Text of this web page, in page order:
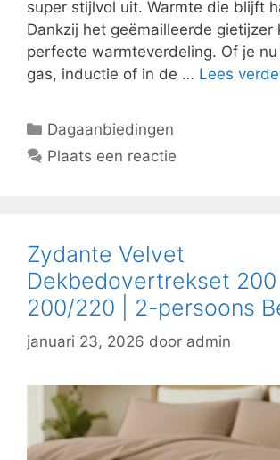
super stijlvol uit. Warmte die blijft
Dankzij het geëmailleerde gietijzer
perfecte warmteverdeling. Of je
gas, inductie of in de … Lees
Categorieën
Dagaanbiedingen
Plaats een reactie
Zydante Velvet
Dekbedovertrekset
200/220 | 2-persoons
januari 23, 2026 door admin